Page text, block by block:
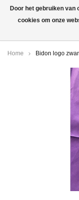
Home Bidon logo
Door het gebruiken van
cookies om onze